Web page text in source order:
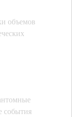
объемов
события